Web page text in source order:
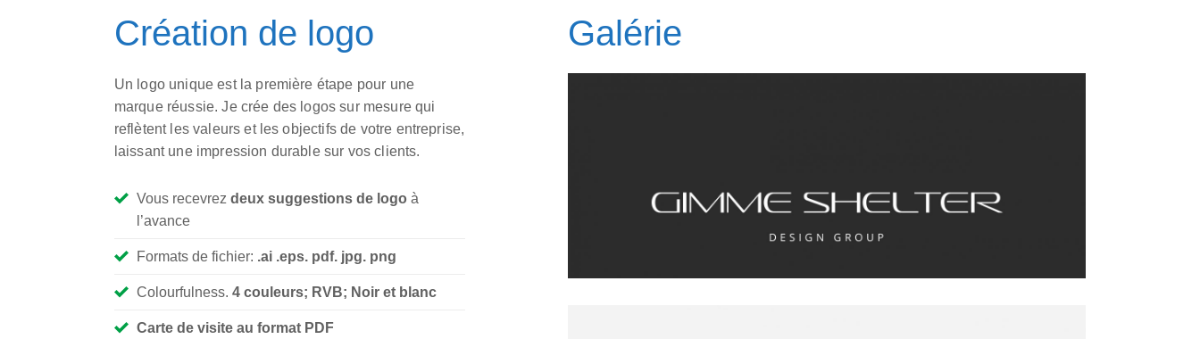
Création de logo
Un logo unique est la première étape pour une
marque réussie. Je crée des logos sur mesure qui
reflètent les valeurs et les objectifs de votre entreprise,
laissant une impression durable sur vos clients.
Vous recevrez deux suggestions de logo à
l’avance
Formats de fichier: .ai .eps. pdf. jpg. png
Colourfulness. 4 couleurs; RVB; Noir et blanc
Carte de visite au format PDF
Galérie